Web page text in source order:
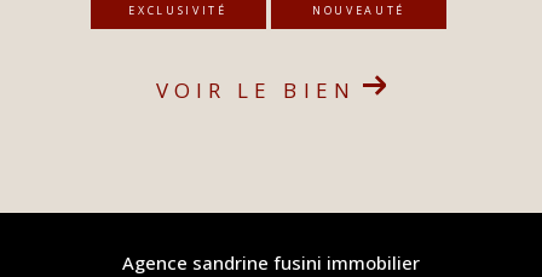
EXCLUSIVITÉ NOUVEAUTÉ
VOIR LE BIEN
agence sandrine fusini immobilier